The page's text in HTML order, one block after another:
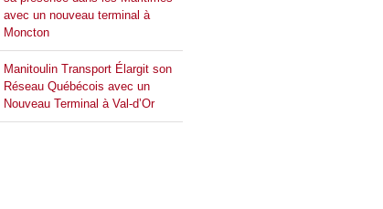
avec un nouveau terminal à
Moncton
Manitoulin Transport Élargit son
Réseau Québécois avec un
Nouveau Terminal à Val-d’Or